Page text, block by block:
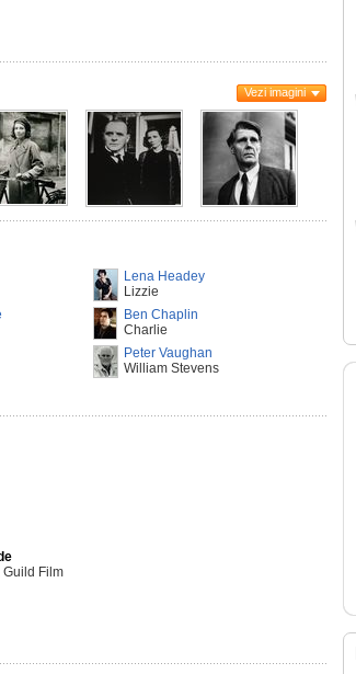
Vezi imagini
Lena Headey
Lizzie
Ben Chaplin
Charlie
Peter Vaughan
William Stevens
Film